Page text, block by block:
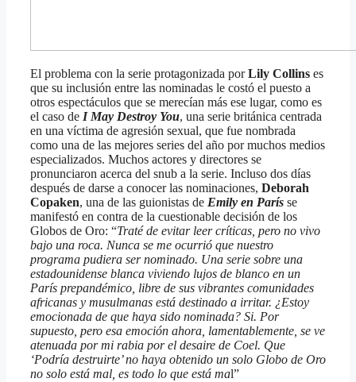
El problema con la serie protagonizada porLily Collins es
que su inclusión entre las nominadas le costó el puesto a
otros espectáculos que se merecían más ese lugar, como es
el caso de I May Destroy You, una serie británica centrada
en una víctima de agresión sexual, que fue nombrada
como una de las mejores series del año por muchos medios
especializados. Muchos actores y directores se
pronunciaron acerca del snub a la serie. Incluso dos días
después de darse a conocer las nominaciones, Deborah
Copaken, una de las guionistas de Emily en París se
manifestó en contra de la cuestionable decisión de los
Globos de Oro: “Traté de evitar leer críticas, pero no vivo
bajo una roca. Nunca se me ocurrió que nuestro
programa pudiera ser nominado. Una serie sobre una
estadounidense blanca viviendo lujos de blanco en un
París prepandémico, libre de sus vibrantes comunidades
africanas y musulmanas está destinado a irritar. ¿Estoy
emocionada de que haya sido nominada? Si. Por
supuesto, pero esa emoción ahora, lamentablemente, se ve
atenuada por mi rabia por el desaire de Coel. Que
‘Podría destruirte’ no haya obtenido un solo Globo de Oro
no solo está mal, es todo lo que está mal”